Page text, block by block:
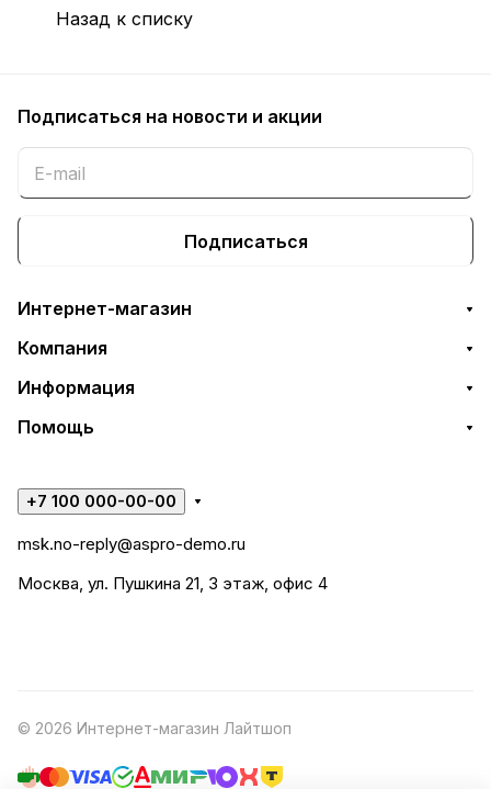
Назад к списку
Подписаться на новости и акции
Подписаться
Интернет-магазин
Компания
Информация
Помощь
+7 100 000-00-00
msk.no-reply@aspro-demo.ru
Москва, ул. Пушкина 21, 3 этаж, офис 4
© 2026 Интернет-магазин Лайтшоп